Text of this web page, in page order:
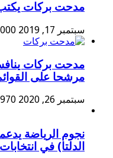
مدحت بركات
سبتمبر 17, 2019
مرشحا على القوائم و60
سبتمبر 26, 2020
نجوم الرياضة
الدلتا) في